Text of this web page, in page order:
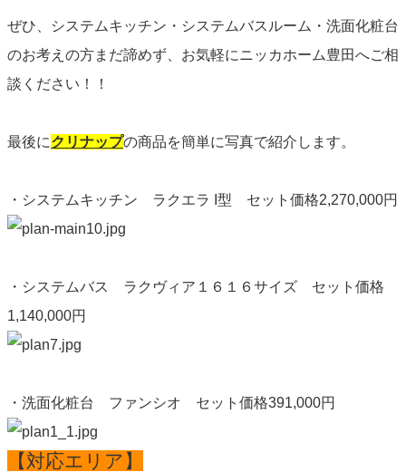
ぜひ、システムキッチン・システムバスルーム・洗面化粧台
のお考えの方まだ諦めず、お気軽にニッカホーム豊田へご相
談ください！！
最後にクリナップの商品を簡単に写真で紹介します。
・システムキッチン ラクエラ I型 セット価格2,270,000円
・システムバス ラクヴィア１６１６サイズ セット価格
1,140,000円
・洗面化粧台 ファンシオ セット価格391,000円
【対応エリア】